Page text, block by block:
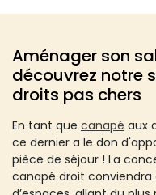
Aménager son
découvrez notre
droits pas chers
En tant que canapé aux
ce dernier a le don
pièce de séjour ! La
canapé droit conviendra